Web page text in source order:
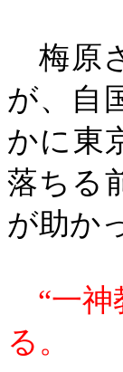
梅原
が、自
かに東
落ちる
が助か
“一
る。